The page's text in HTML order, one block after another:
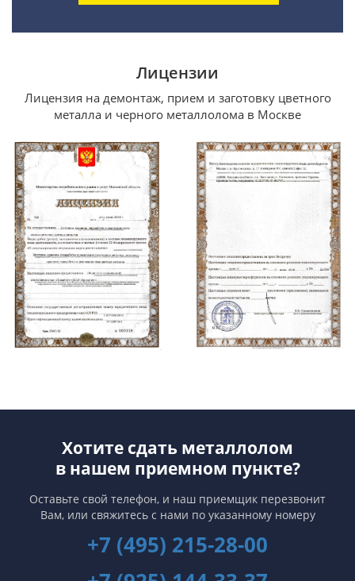
Лицензии
Лицензия на демонтаж, прием и заготовку цветного
металла и черного металлолома в Москве
Хотите сдать металлолом
в нашем приемном пункте?
Оставьте свой телефон, и наш приемщик перезвонит
Вам, или свяжитесь с нами по указанному номеру
+7 (495) 215-28-00